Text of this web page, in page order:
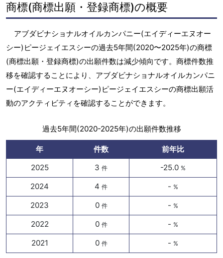
商標(商標出願・登録商標)の概要
アブダビナショナルオイルカンパニー(エイディーエヌオー
シー)ピージェイエスシーの過去5年間(2020〜2025年)の商標
(商標出願・登録商標)の出願件数は減少傾向です。商標件数推
移を確認することにより、アブダビナショナルオイルカンパニ
ー(エイディーエヌオーシー)ピージェイエスシーの商標出願活
動のアクティビティを確認することができます。
過去5年間(2020-2025年)の出願件数推移
年 件数
前年比
2025
3 件 -25.0 %
2024 4 件 - %
2023 0 件 - %
2022 0 件 - %
2021 0 件 - %